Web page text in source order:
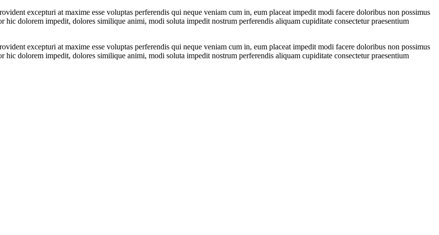
excepturi at maxime esse voluptas perferendis qui neque veniam cum in, eum placeat impedit modi facere doloribus non possimus
dolorem impedit, dolores similique animi, modi soluta impedit nostrum perferendis aliquam cupiditate consectetur praesentium
excepturi at maxime esse voluptas perferendis qui neque veniam cum in, eum placeat impedit modi facere doloribus non possimus
dolorem impedit, dolores similique animi, modi soluta impedit nostrum perferendis aliquam cupiditate consectetur praesentium